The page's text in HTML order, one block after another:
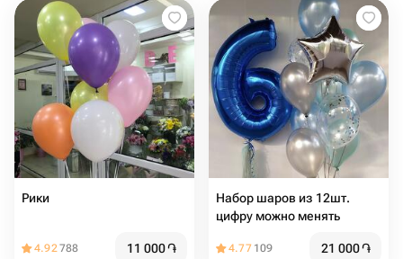
Рики
4.92788 11 000֏
Набор шаров из 12шт.
цифру можно менять
4.77 109 21 000֏